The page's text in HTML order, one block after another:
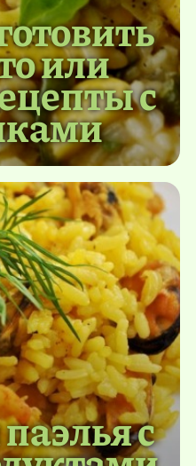
или
с
с